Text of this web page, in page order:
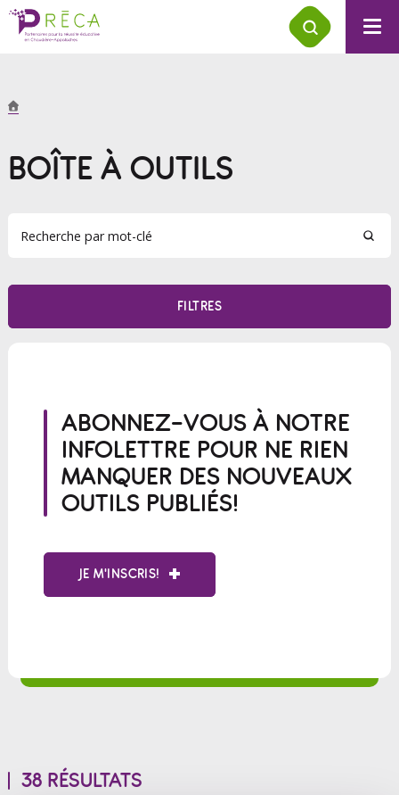
BOÎTE À OUTILS
FILTRES
ABONNEZ-VOUS À NOTRE
INFOLETTRE POUR NE RIEN
MANQUER DES NOUVEAUX
OUTILS PUBLIÉS!
JE M'INSCRIS!
38 RÉSULTATS